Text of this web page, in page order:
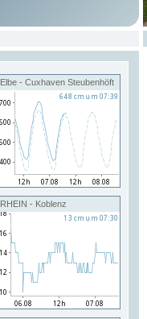
Elbe - Cuxhaven Steubenhöft
RHEIN - Koblenz